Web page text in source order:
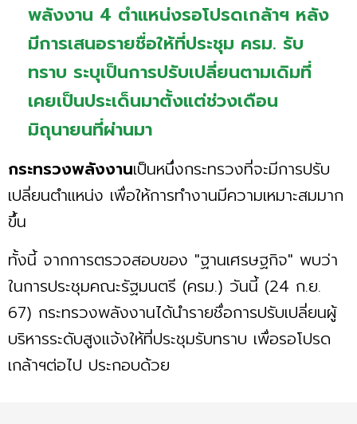
พลังงาน 4 ตำแหน่งรอโปรดเกล้าฯ หลัง
มีการเสนอรายชื่อให้ที่ประชุม ครม. รับ
ทราบ ระบุเป็นการปรับเปลี่ยนตามเดิมที่
เคยเป็นประเด็นมาตั้งแต่ช่วงเดือน
มิถุนายนที่ผ่านมา
กระทรวงพลังงานเป็นหนึ่งกระทรวงที่จะมีการปรับ
เปลี่ยนตำแหน่ง เพื่อให้การทำงานมีความเหมาะสมมาก
ขึ้น
ทั้งนี้ จากการตรวจสอบของ "ฐานเศรษฐกิจ" พบว่า
ในการประชุมคณะรัฐมนตรี (ครม.) วันนี้ (24 ก.ย.
67) กระทรวงพลังงานได้นำรายชื่อการปรับเปลี่ยนผู้
บริหารระดับสูงแจ้งให้ที่ประชุมรับทราบ เพื่อรอโปรด
เกล้าฯต่อไป ประกอบด้วย